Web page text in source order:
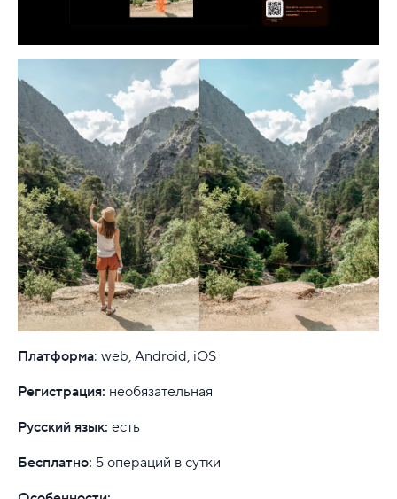
Платформа: web, Android, iOS
Регистрация: необязательная
Русский язык: есть
Бесплатно: 5 операций в сутки